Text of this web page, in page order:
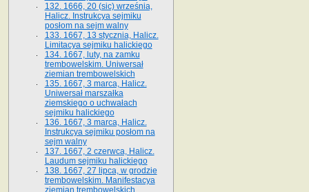
132. 1666, 20 (sic) września,
Halicz. Instrukcya sejmiku
posłom na sejm walny
133. 1667, 13 stycznia, Halicz.
Limitacya sejmiku halickiego
134. 1667, luty, na zamku
trembowelskim. Uniwersał
ziemian trembowelskich
135. 1667, 3 marca, Halicz.
Uniwersał marszałka
ziemskiego o uchwałach
sejmiku halickiego
136. 1667, 3 marca, Halicz.
Instrukcya sejmiku posłom na
sejm walny
137. 1667, 2 czerwca, Halicz.
Laudum sejmiku halickiego
138. 1667, 27 lipca, w grodzie
trembowelskim. Manifestacya
ziemian trembowelskich